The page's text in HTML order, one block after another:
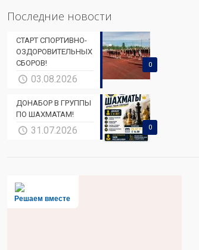
Последние новости
0
СТАРТ СПОРТИВНО-
ОЗДОРОВИТЕЛЬНЫХ
СБОРОВ!
03.08.2026
0
ДОНАБОР В ГРУППЫ
ПО ШАХМАТАМ!
31.07.2026
Решаем вместе